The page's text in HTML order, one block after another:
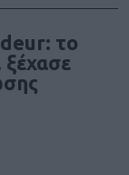
το